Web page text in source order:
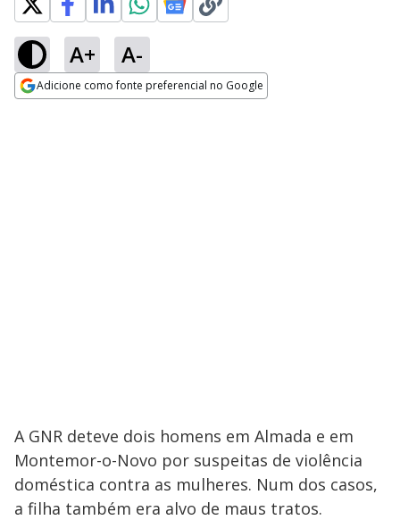
A+ A-
Adicione como fonte preferencial no Google
A GNR deteve dois homens em Almada e em
Montemor-o-Novo por suspeitas de violência
doméstica contra as mulheres. Num dos casos,
a filha também era alvo de maus tratos.